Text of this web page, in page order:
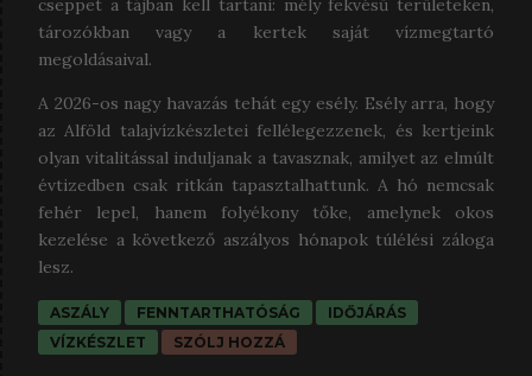
cseppet a tájban kell tartani: mély fekvésű területeken,
tározókban vagy a kertek saját vízmegtartó
megoldásaival.
A 2026-os nagy havazás tehát egy esély. Esély arra, hogy
az Alföld talajvízkészletei fellélegezzenek, és kertjeink
olyan vitalitással induljanak a tavasznak, amilyet az elmúlt
évtizedben csak ritkán tapasztalhattunk. A hó nemcsak
fehér lepel, hanem folyékony tőke, amelynek okos
kezelése a következő aszályos hónapok túlélési záloga
lesz.
ASZÁLY FENNTARTHATÓSÁG
IDŐJÁRÁS
VÍZKÉSZLET
SZÓLJ HOZZÁ